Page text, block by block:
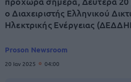
ο Διαχειριστής Ελληνικού
Ηλεκτρικής Ενέργειας
Proson Newsroom
20 Ιαν 2025 04:00